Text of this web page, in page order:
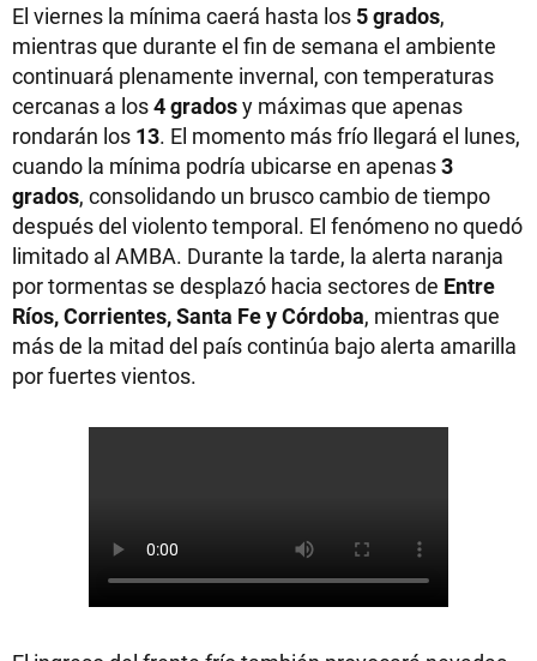
El viernes la mínima caerá hasta los 5 grados,
mientras que durante el fin de semana el ambiente
continuará plenamente invernal, con temperaturas
cercanas a los4 gradosy máximas que apenas
rondarán los 13. El momento más frío llegará el lunes,
cuando la mínima podría ubicarse en apenas3
grados, consolidando un brusco cambio de tiempo
después del violento temporal. El fenómeno no quedó
limitado al AMBA. Durante la tarde, la alerta naranja
por tormentas se desplazó hacia sectores de Entre
Ríos, Corrientes, Santa Fe y Córdoba, mientras que
más de la mitad del país continúa bajo alerta amarilla
por fuertes vientos.